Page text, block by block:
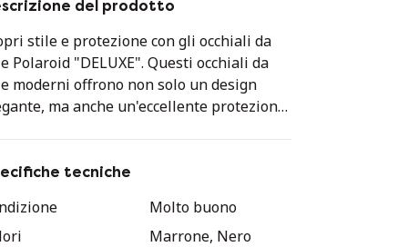
del prodotto
stile e protezione con gli occhiali da
Polaroid "DELUXE". Questi occhiali da
moderni offrono non solo un design
ma anche un'eccellente protezione
uniscono funzionalità e look
le occasioni speciali.
tecniche
Molto buono
Marrone, Nero